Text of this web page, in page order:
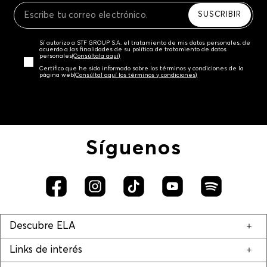
SUSCRIBIR
Sí autorizo a STF GROUP S.A. el tratamiento de mis datos personales, de
acuerdo a las finalidades de su política de tratamiento de datos
personales‎(Consúltala aquí)
Certifico que he sido informado sobre los términos y condiciones de la
página web‎(Consúltal aquí los términos y condiciones)
Síguenos
Descubre ELA
Links de interés